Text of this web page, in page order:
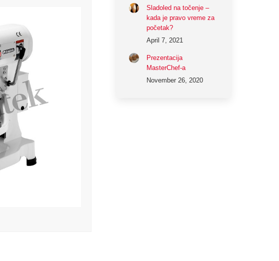
Sladoled na točenje –
kada je pravo vreme za
početak?
April 7, 2021
Prezentacija
MasterChef-a
November 26, 2020